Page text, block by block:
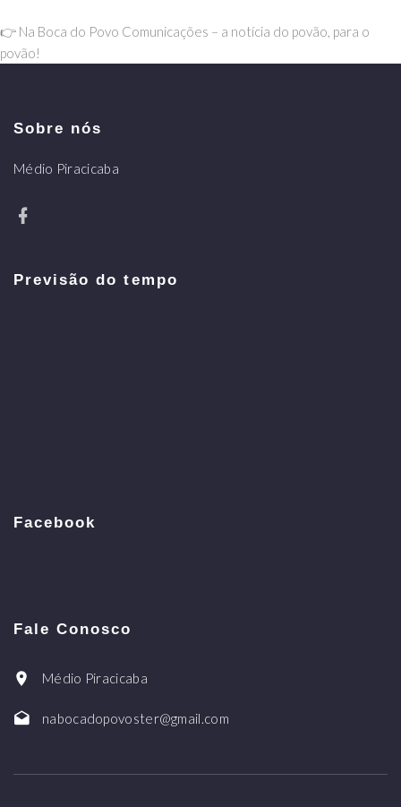
👉 Na Boca do Povo Comunicações – a notícia do povão, para o
povão!
Sobre nós
Médio Piracicaba
Previsão do tempo
Facebook
Fale Conosco
Médio Piracicaba
nabocadopovoster@gmail.com